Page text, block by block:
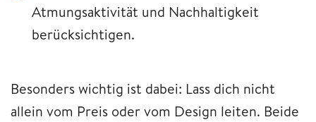
Atmungsaktivität und Nachhaltigkeit
berücksichtigen.
Besonders wichtig ist dabei: Lass dich nicht
allein vom Preis oder vom Design leiten. Beide